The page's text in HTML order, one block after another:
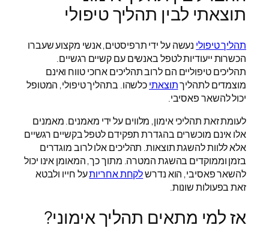
תוצאתי לבין תהליך טיפולי
תהליך טיפולי נעשה על ידי תרפיסטים, אנשי מקצוע שעברו
הכשרות ייעודיות לטפל באנשים עם קשיים רגשיים.
תהליכים טיפוליים הם לרוב תהליכים ארוכי טווח ואינם
מוצמדים לתהליךתוצאתיכלשהו. בתהליך טיפולי, המטופל
יכול להשאר פאסיבי.
לעומת זאת תהליכי אימון, מלווים על ידי מאמנים. מאמנים
אלו אינם מוכשרים בהגדרת תפקידם לטפל בקשיים רגשיים
אלא ללוות להשגת תוצאות. תהליכים אלו לרוב מוגדרים
בזמן וממוקדים בהשגת המטרה. מתוך כך, המאומן אינו יכול
להשאר פאסיבי, הוא נדרשלקחת אחריותעל חייו ולבטא
זאת בפעולות שונות.
אז למי מתאים תהליך אימוני?